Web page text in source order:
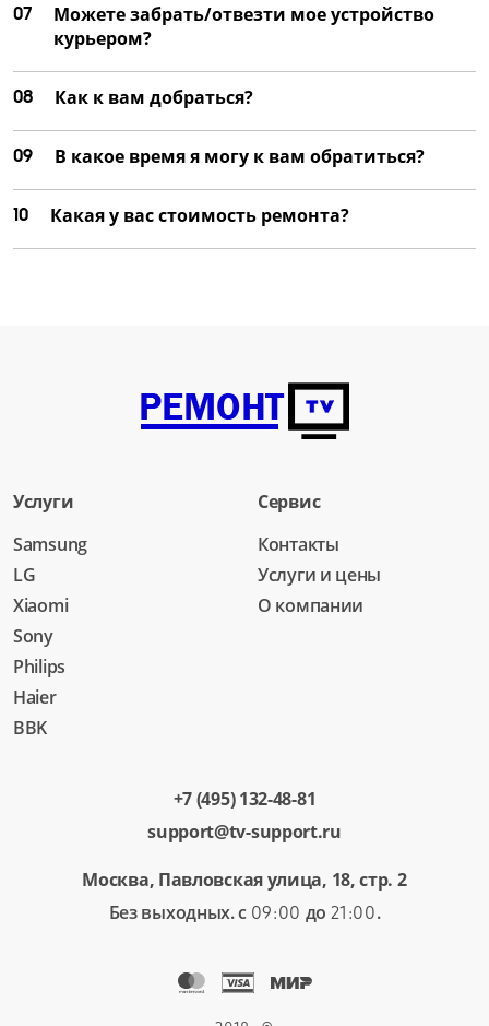
07
Можете забрать/отвезти мое устройство
курьером?
08 Как к вам добраться?
09 В какое время я могу к вам обратиться?
10 Какая у вас стоимость ремонта?
Услуги
Samsung
LG
Xiaomi
Sony
Philips
Haier
BBK
Сервис
Контакты
Услуги и цены
О компании
+7 (495) 132-48-81
support@tv-support.ru
Москва, Павловская улица, 18, стр. 2
Без выходных. с 09:00 до 21:00.